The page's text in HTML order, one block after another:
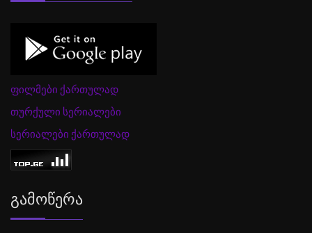
ფილმები ქართულად
თურქული სერიალები
სერიალები ქართულად
Გამოწერა